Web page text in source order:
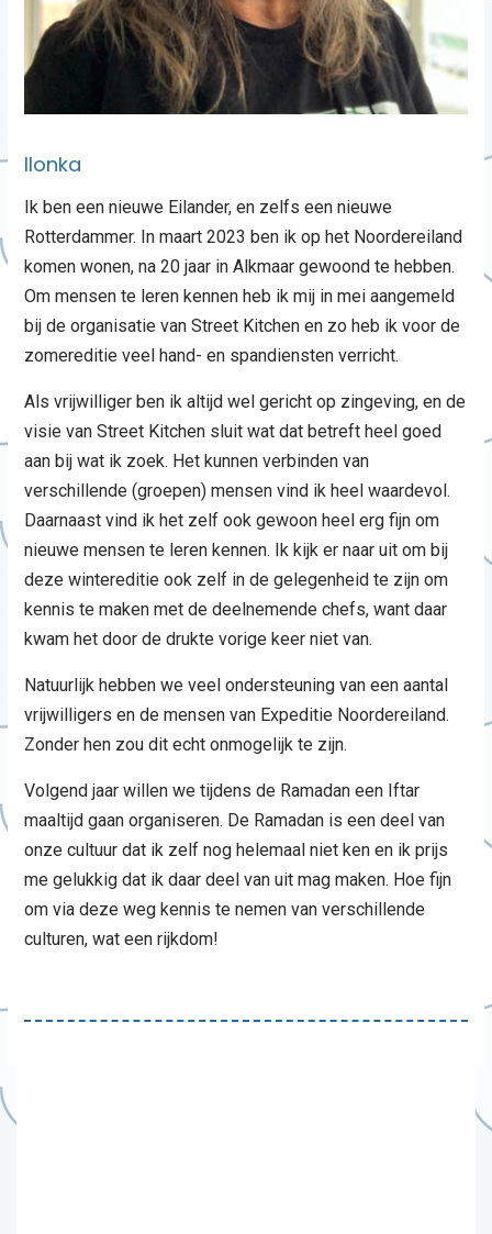
Ilonka
Ik ben een nieuwe Eilander, en zelfs een nieuwe
Rotterdammer. In maart 2023 ben ik op het Noordereiland
komen wonen, na 20 jaar in Alkmaar gewoond te hebben.
Om mensen te leren kennen heb ik mij in mei aangemeld
bij de organisatie van Street Kitchen en zo heb ik voor de
zomereditie veel hand- en spandiensten verricht.
Als vrijwilliger ben ik altijd wel gericht op zingeving, en de
visie van Street Kitchen sluit wat dat betreft heel goed
aan bij wat ik zoek. Het kunnen verbinden van
verschillende (groepen) mensen vind ik heel waardevol.
Daarnaast vind ik het zelf ook gewoon heel erg fijn om
nieuwe mensen te leren kennen. Ik kijk er naar uit om bij
deze wintereditie ook zelf in de gelegenheid te zijn om
kennis te maken met de deelnemende chefs, want daar
kwam het door de drukte vorige keer niet van.
Natuurlijk hebben we veel ondersteuning van een aantal
vrijwilligers en de mensen van Expeditie Noordereiland.
Zonder hen zou dit echt onmogelijk te zijn.
Volgend jaar willen we tijdens de Ramadan een Iftar
maaltijd gaan organiseren. De Ramadan is een deel van
onze cultuur dat ik zelf nog helemaal niet ken en ik prijs
me gelukkig dat ik daar deel van uit mag maken. Hoe fijn
om via deze weg kennis te nemen van verschillende
culturen, wat een rijkdom!